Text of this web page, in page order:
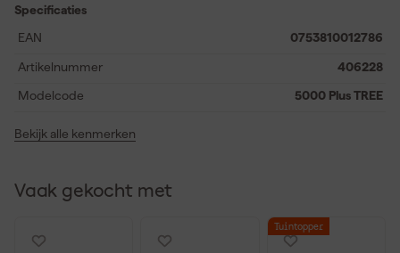
aanplant of volwassen bomen met een grotere waterbehoefte.
Deze set geeft je meer controle over beregening in grotere
sproeimonden voor een gelijkmatige en doelgerichte irrigatie.
Specificaties
EAN
0753810012786
Artikelnummer 406228
Modelcode 5000 Plus TREE
Bekijk alle kenmerken
Vaak gekocht met
Tuintopper